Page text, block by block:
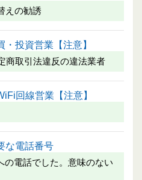
えの勧誘
投資営業【注意】
商取引法違反の違法業者
回線営業【注意】
な電話番号
の電話でした。意味のない